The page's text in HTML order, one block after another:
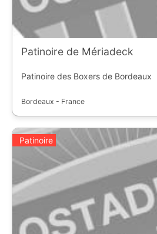
Patinoire de Mériadeck
Patinoire des Boxers de Bordeaux
Bordeaux - France
Patinoire